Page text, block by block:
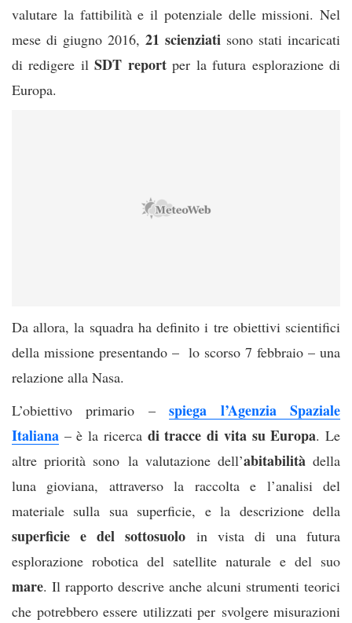
valutare la fattibilità e il potenziale delle missioni. Nel
mese di giugno 2016, 21 scienziati sono stati incaricati
di redigere ilSDT reportper la futura esplorazione di
Europa.
Da allora, la squadra ha definito i tre obiettivi scientifici
della missione presentando – lo scorso 7 febbraio – una
relazione alla Nasa.
L’obiettivo primario –spiega l’Agenzia Spaziale
Italiana – è la ricerca di tracce di vita su Europa. Le
altre priorità sono la valutazione dell’abitabilitàdella
luna gioviana, attraverso la raccolta e l’analisi del
materiale sulla sua superficie, e la descrizione della
superficie e del sottosuolo in vista di una futura
esplorazione robotica del satellite naturale e del suo
mare. Il rapporto descrive anche alcuni strumenti teorici
che potrebbero essere utilizzati per svolgere misurazioni